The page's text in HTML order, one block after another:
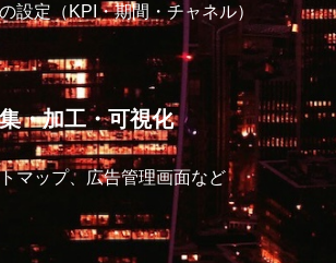
設定（KPI・期間・チャネル）
・加工・可視化
マップ、広告管理画面など